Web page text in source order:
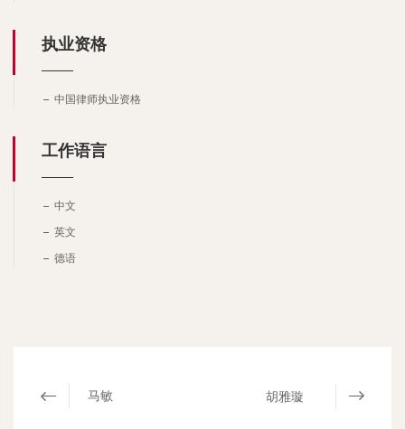
执业资格
中国律师执业资格
工作语言
中文
英文
德语
马敏 胡雅璇